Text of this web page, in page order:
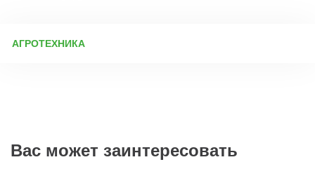
АГРОТЕХНИКА
Подготовка грунта для рассады Лучше всего томаты растут в
самостоятельно приготовленном грунте с добавлением не
Вас может заинтересовать